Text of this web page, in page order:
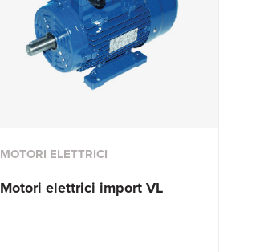
MOTORI ELETTRICI
Motori elettrici import VL